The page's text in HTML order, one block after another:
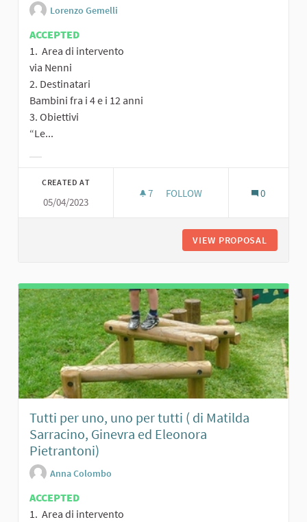
Lorenzo Gemelli
ACCEPTED
1. Area di intervento
via Nenni
2. Destinatari
Bambini fra i 4 e i 12 anni
3. Obiettivi
“Le...
CREATED AT
05/04/2023
7 7 FOLLOWERS
FOLLOW 0
VIEW PROPOSAL
Tutti per uno, uno per tutti ( di Matilda
Sarracino, Ginevra ed Eleonora
Pietrantoni)
Anna Colombo
ACCEPTED
1. Area di intervento